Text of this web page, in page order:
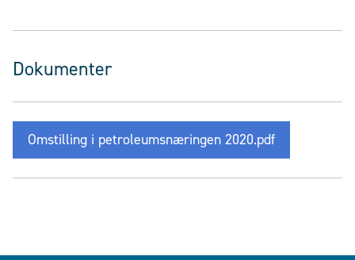
Dokumenter
Omstilling i petroleumsnæringen 2020.pdf